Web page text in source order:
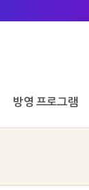
방영 프로그램